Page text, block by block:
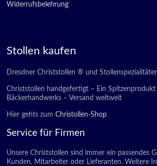
Widerrufsbelehrung
Stollen kaufen
Dresdner Christstollen ® und
Christstollen handgefertigt – Ein Spitzenprodukt
Bäckerhandwerks – Versand weltweit
Hier gehts zumChristollen-Shop
Service für Firmen
Unsere Christstollen sind immer ein passendes
Kunden, Mitarbeiter oder Lieferanten. Weitere